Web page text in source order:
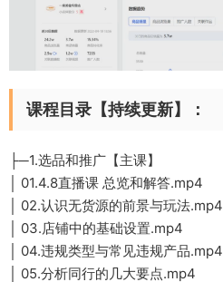
课程目录【持续更新】：
├─1.选品和推广【主课】
│ 01.4.8直播课 总览和解答.mp4
│ 02.认识无货源的前景与玩法.mp4
│ 03.店铺中的基础设置.mp4
│ 04.违规类型与常见违规产品.mp4
│ 05.分析同行的几大要点.mp4